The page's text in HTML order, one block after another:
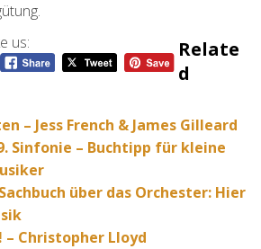
us:
Relate
D
– Jess French & James Gilleard
Sinfonie – Buchtipp für kleine
über das Orchester: Hier
– Christopher Lloyd